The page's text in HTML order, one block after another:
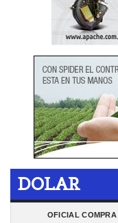
DOLAR
OFICIAL COMPRA